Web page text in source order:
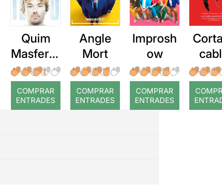
Quim
Masferre
r: Temps
COMPRAR
ENTRADES
Angle
Mort
COMPRAR
ENTRADES
Improsh
ow
COMPRAR
ENTRADES